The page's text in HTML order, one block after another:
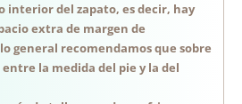
interior del zapato, es decir, hay
extra de margen de
general recomendamos que sobre
entre la medida del pie y la del